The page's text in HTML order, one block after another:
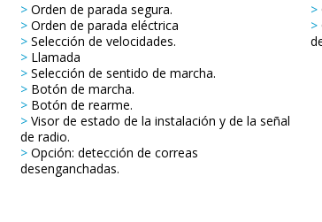
> Orden de parada segura.
> Orden de parada eléctrica
> Selección de velocidades.
> Llamada
> Selección de sentido de marcha.
> Botón de marcha.
> Botón de rearme.
> Visor de estado de la instalación y de la señal
de radio.
> Opción: detección de correas
desenganchadas.
>
>